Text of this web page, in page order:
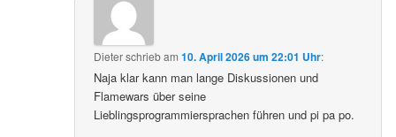
Dieterschriebam10. April 2026 um 22:01 Uhr:
Naja klar kann man lange Diskussionen und
Flamewars über seine
Lieblingsprogrammiersprachen führen und pi pa po.